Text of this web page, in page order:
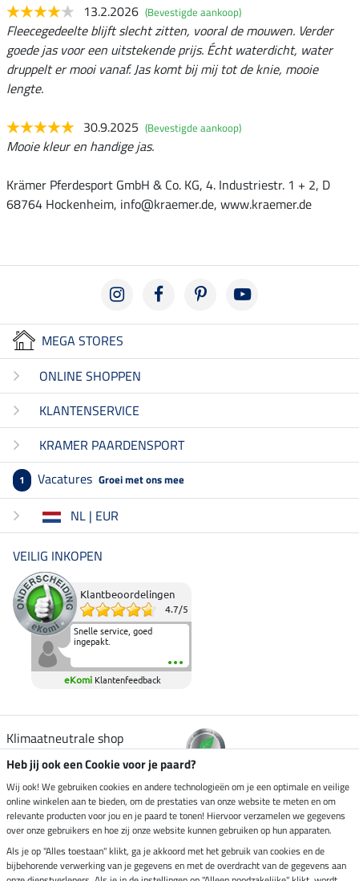
13.2.2026 (Bevestigde aankoop)
Fleecegedeelte blijft slecht zitten, vooral de mouwen. Verder
goede jas voor een uitstekende prijs. Écht waterdicht, water
druppelt er mooi vanaf. Jas komt bij mij tot de knie, mooie
lengte.
30.9.2025 (Bevestigde aankoop)
Mooie kleur en handige jas.
Krämer Pferdesport GmbH & Co. KG, 4. Industriestr. 1 + 2, D
68764 Hockenheim, info@kraemer.de, www.kraemer.de
MEGA STORES
ONLINE SHOPPEN
KLANTENSERVICE
KRAMER PAARDENSPORT
1 Vacatures Groei met ons mee
NL | EUR
VEILIG INKOPEN
Klantbeoordelingen
4.7/5
Snelle service, goed
ingepakt.
eKomi Klantenfeedback
Klimaatneutrale shop
Verzending per
Veilig betalen met
Heb jij ook een Cookie voor je paard?
Wij ook! We gebruiken cookies en andere technologieën om je een optimale en veilige
online winkelen aan te bieden, om de prestaties van onze website te meten en om
relevante producten voor jou en je paard te tonen! Hiervoor verzamelen we gegevens
over onze gebruikers en hoe zij onze website kunnen gebruiken op hun apparaten.
Als je op "Alles toestaan" klikt, ga je akkoord met het gebruik van cookies en de
bijbehorende verwerking van je gegevens en met de overdracht van de gegevens aan